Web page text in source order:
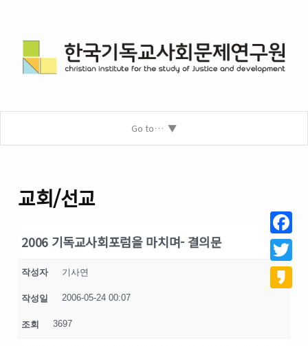
Go to…
교회/선교
2006 기독교사회포럼을 마치며- 결의문
작성자 기사연
작성일 2006-05-24 00:07
조회 3697
Twitter